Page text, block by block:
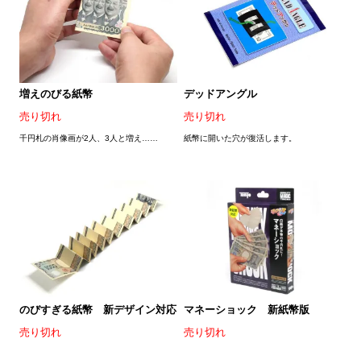
増えのびる紙幣
売り切れ
千円札の肖像画が2人、3人と増え……
デッドアングル
売り切れ
紙幣に開いた穴が復活します。
のびすぎる紙幣 新デザイン対応
売り切れ
マネーショック 新紙幣版
売り切れ